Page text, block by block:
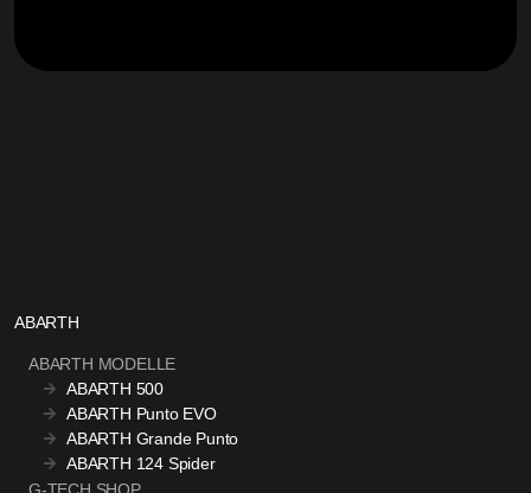
ABARTH
ABARTH MODELLE
ABARTH 500
ABARTH Punto EVO
ABARTH Grande Punto
ABARTH 124 Spider
G-TECH SHOP